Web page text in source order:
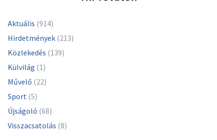
Aktuális (914)
Hirdetmények (213)
Közlekedés (139)
Külvilág (1)
Művelő (22)
Sport (5)
Újságoló (68)
Visszacsatolás (8)